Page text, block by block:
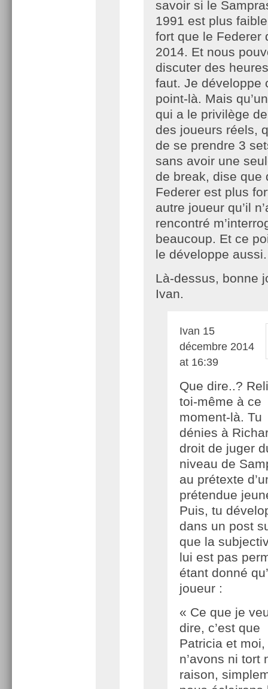
savoir si le
1991 est plus
fort que le Federer
2014. Et nous
discuter des
faut. Je développe
point-là. Mais
qui a le privilège
des joueurs réels,
de se prendre 3
sans avoir une
de break, dise que
Federer est plus
autre joueur qu’il
rencontré
beaucoup. Et ce
le développe aussi.
Là-dessus, bonne
Ivan.
Ivan 15
décembre 2014
at 16:39
Que dire..?
toi-même à ce
moment-là. Tu
dénies à
droit de juger
niveau de
au prétexte
prétendue
Puis, tu
dans un post
que la
lui est pas
étant donné
joueur :
« Ce que je
dire, c’est que
Patricia et
n’avons ni tort
raison,